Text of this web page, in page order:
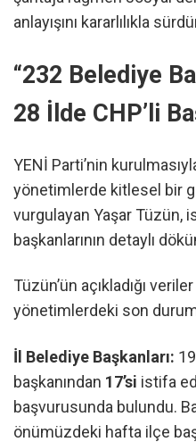
anlayışını kararlılıkla
“232 Belediye
28 İlde CHP’li
YENİ Parti’nin
yönetimlerde kitlesel bir
vurgulayan Yaşar Tüzün,
başkanlarının detaylı
Tüzün’ün açıkladığı
yönetimlerdeki son
İl Belediye Başkanları:
başkanından 17’si istifa
başvurusunda bulundu.
önümüzdeki hafta ilçe